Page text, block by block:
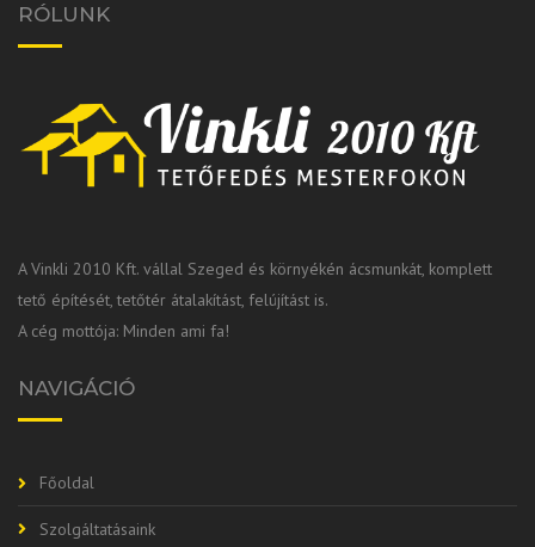
RÓLUNK
A Vinkli 2010 Kft. vállal Szeged és környékén ácsmunkát, komplett
tető építését, tetőtér átalakítást, felújítást is.
A cég mottója: Minden ami fa!
NAVIGÁCIÓ
Főoldal
Szolgáltatásaink